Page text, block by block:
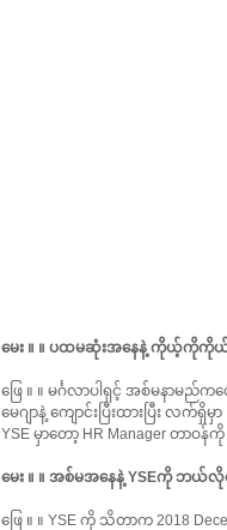
မေး ။ ။ ပထမဆုံးအနေနဲ့ ကိုယ့်ကိုကိုယ်
ဖြေ ။ ။ မင်္ဂလာပါရှင့် အစ်မနာ
မေဂျာနဲ့ ကျောင်းပြီးထားပြီး လ
YSE မှာတော့ HR Manager တာဝ
မေး ။ ။ အစ်မအနေနဲ့ YSEကို ဘယ်
ဖြေ ။ ။ YSE ကို သိတာက 2018